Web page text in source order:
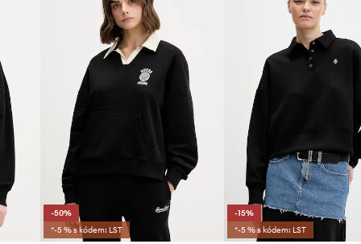
-50%
*-5 % s kódem: LST
-15%
*-5 % s kódem: LST